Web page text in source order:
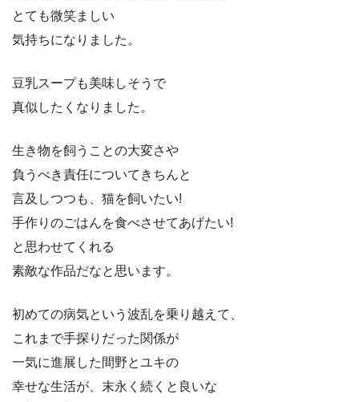
とても微笑ましい
気持ちになりました。
豆乳スープも美味しそうで
真似したくなりました。
生き物を飼うことの大変さや
負うべき責任についてきちんと
言及しつつも、猫を飼いたい!
手作りのごはんを食べさせてあげたい!
と思わせてくれる
素敵な作品だなと思います。
初めての病気という波乱を乗り越えて、
これまで手探りだった関係が
一気に進展した間野とユキの
幸せな生活が、末永く続くと良いな